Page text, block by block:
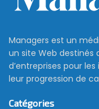
Managers est un
un site Web destinés
d’entreprises pour
leur progression de
Catégories